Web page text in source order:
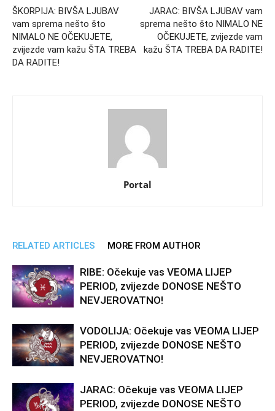
ŠKORPIJA: BIVŠA LJUBAV
vam sprema nešto što
NIMALO NE OČEKUJETE,
zvijezde vam kažu ŠTA TREBA
DA RADITE!
JARAC: BIVŠA LJUBAV vam
sprema nešto što NIMALO NE
OČEKUJETE, zvijezde vam
kažu ŠTA TREBA DA RADITE!
Portal
RELATED ARTICLES MORE FROM AUTHOR
RIBE: Očekuje vas VEOMA LIJEP
PERIOD, zvijezde DONOSE NEŠTO
NEVJEROVATNO!
VODOLIJA: Očekuje vas VEOMA LIJEP
PERIOD, zvijezde DONOSE NEŠTO
NEVJEROVATNO!
JARAC: Očekuje vas VEOMA LIJEP
PERIOD, zvijezde DONOSE NEŠTO